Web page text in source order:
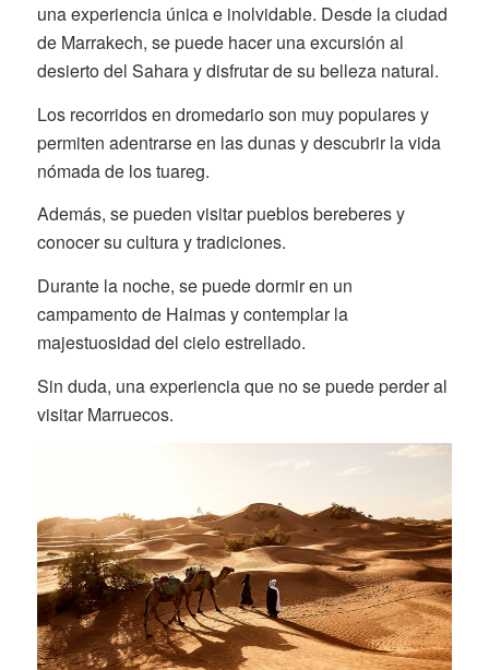
una experiencia única e inolvidable. Desde la ciudad
de Marrakech, se puede hacer una excursión al
desierto del Sahara y disfrutar de su belleza natural.
Los recorridos en dromedario son muy populares y
permiten adentrarse en las dunas y descubrir la vida
nómada de los tuareg.
Además, se pueden visitar pueblos bereberes y
conocer su cultura y tradiciones.
Durante la noche, se puede dormir en un
campamento de Haimas y contemplar la
majestuosidad del cielo estrellado.
Sin duda, una experiencia que no se puede perder al
visitar Marruecos.